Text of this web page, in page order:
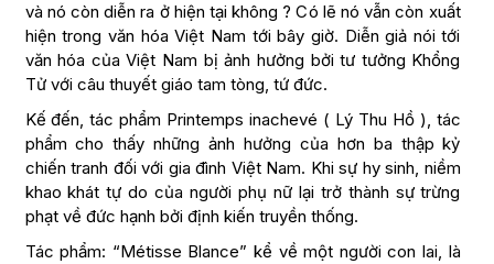
và nó còn diễn ra ở hiện tại không ? Có lẽ nó vẫn còn xuất
hiện trong văn hóa Việt Nam tới bây giờ. Diễn giả nói tới
văn hóa của Việt Nam bị ảnh hưởng bởi tư tưởng Khổng
Tử với câu thuyết giáo tam tòng, tứ đức.
Kế đến, tác phẩm Printemps inachevé ( Lý Thu Hồ ), tác
phẩm cho thấy những ảnh hưởng của hơn ba thập kỷ
chiến tranh đối với gia đình Việt Nam. Khi sự hy sinh, niềm
khao khát tự do của người phụ nữ lại trở thành sự trừng
phạt về đức hạnh bởi định kiến truyền thống.
Tác phẩm: “Métisse Blance” kể về một người con lai, là